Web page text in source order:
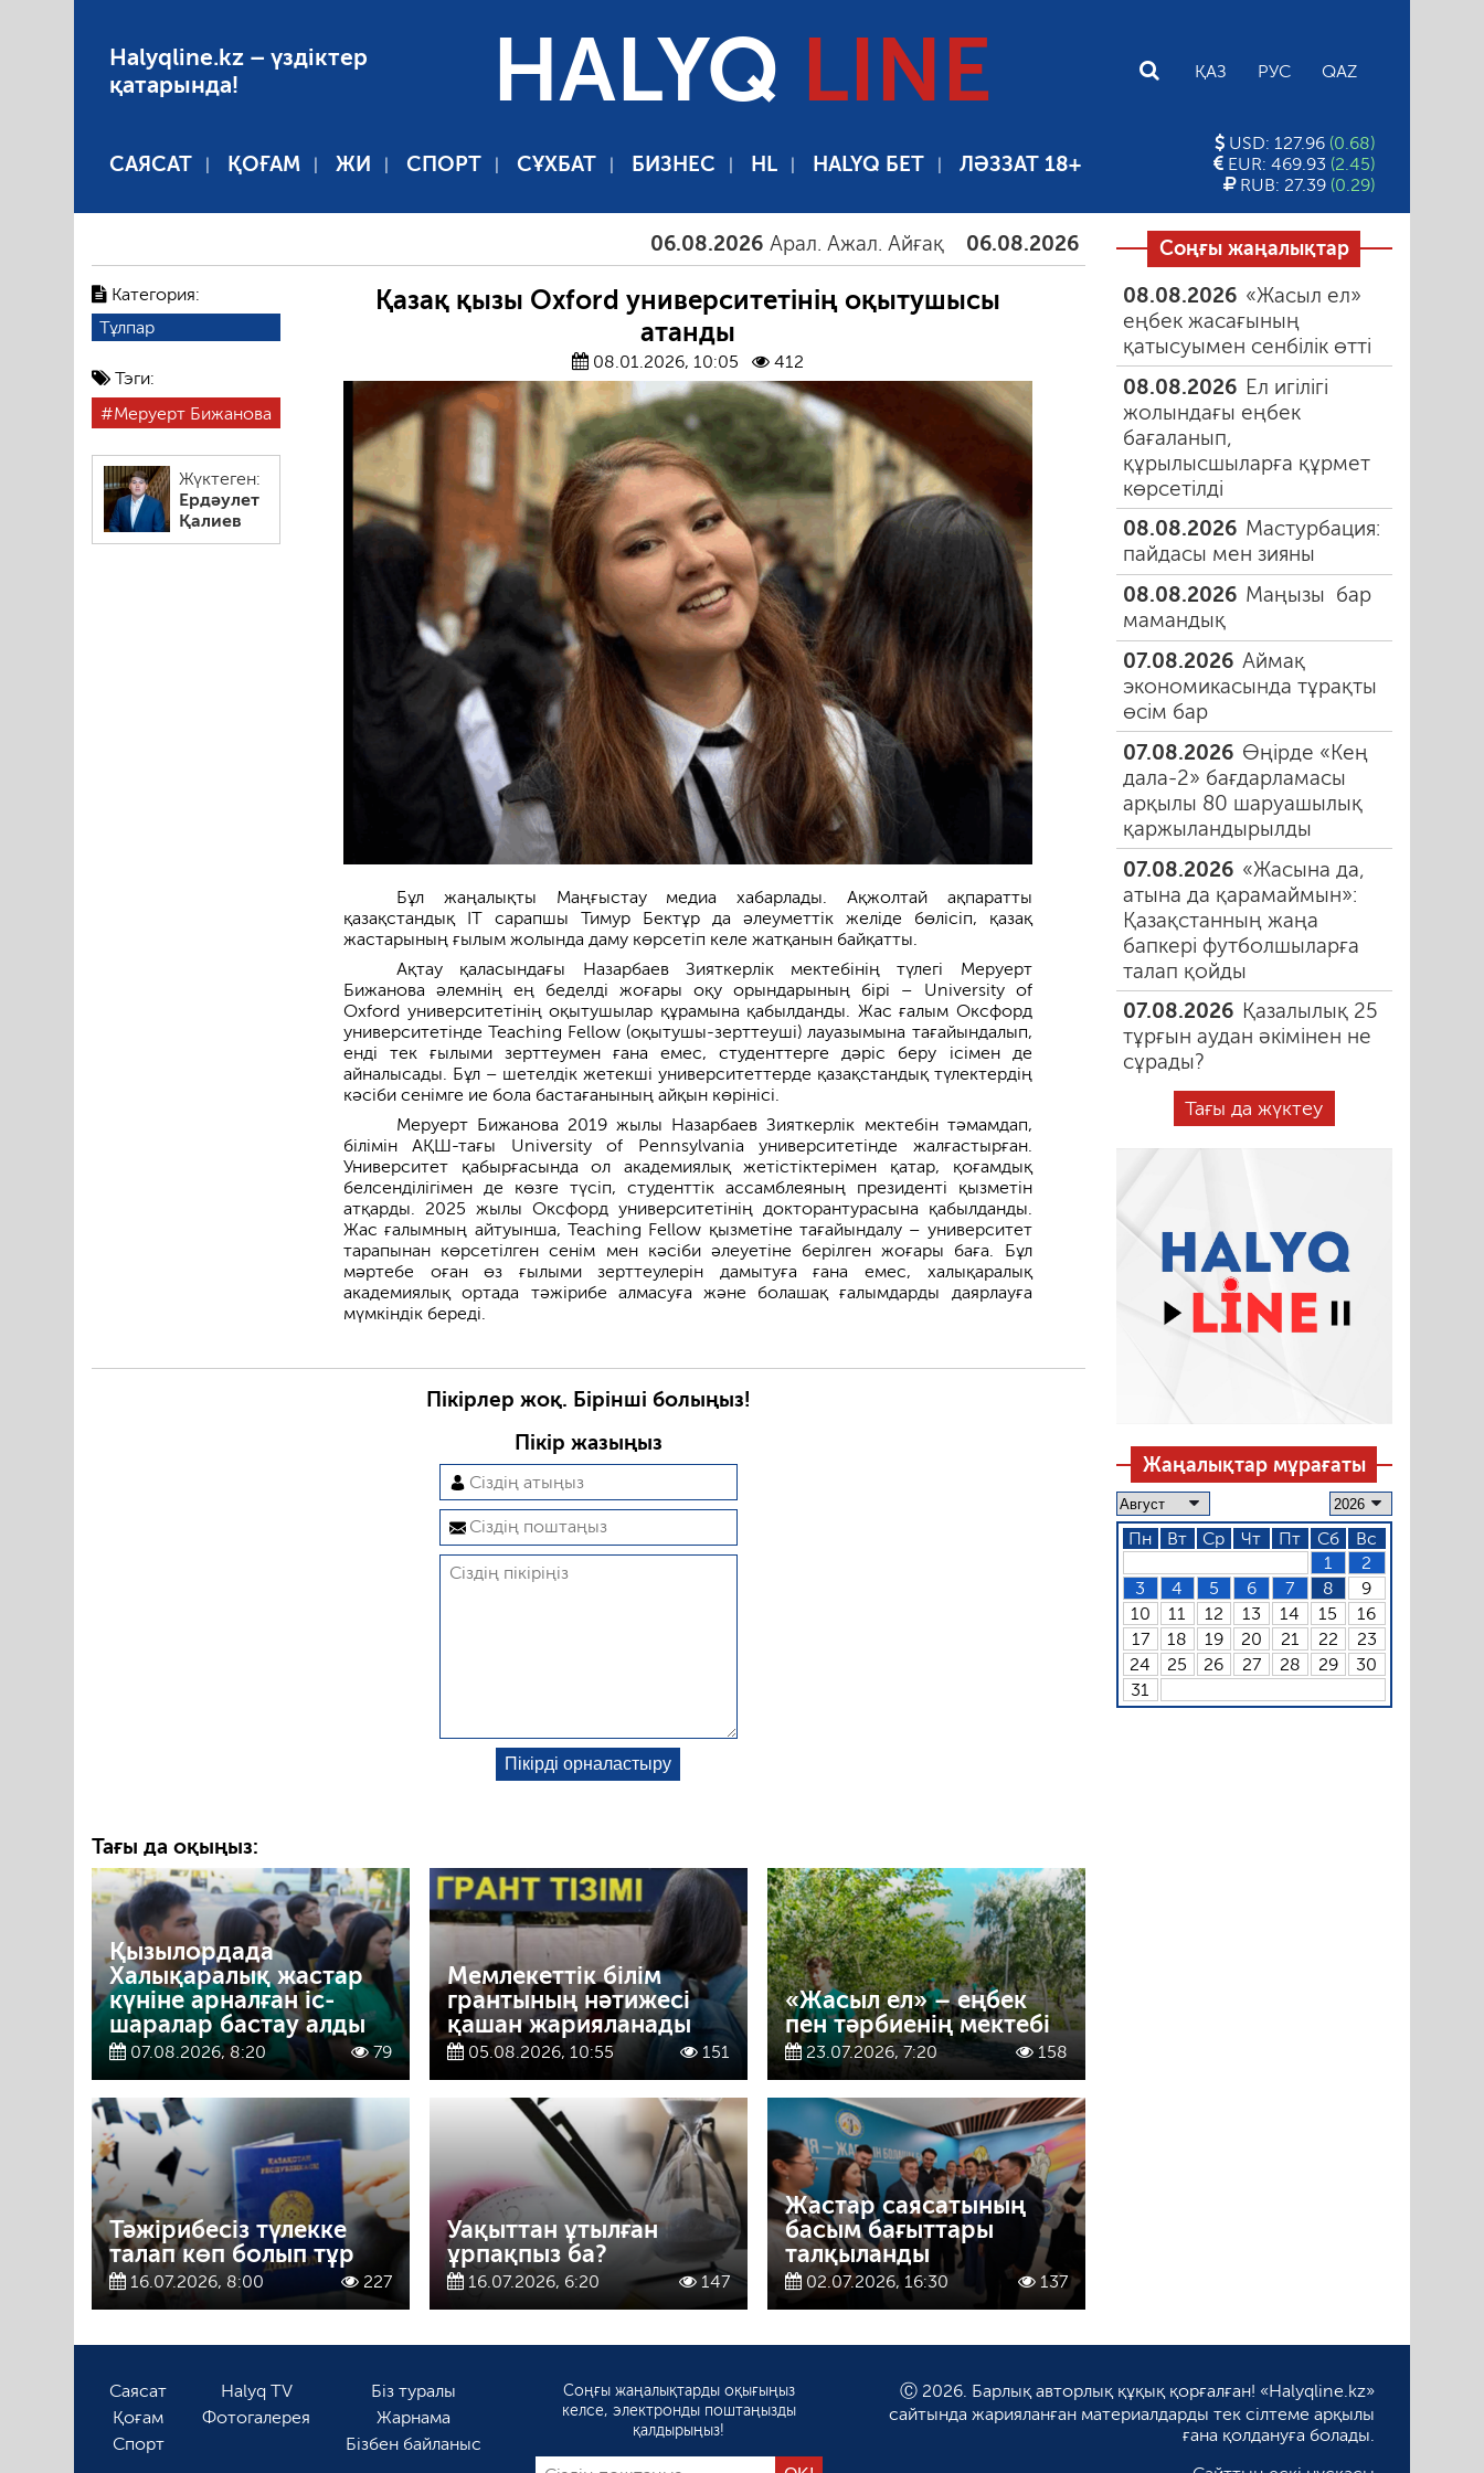
Halyqline.kz – үздіктер
қатарында!
HALYQ LINE ҚАЗ РУС QAZ
САЯСАТ ҚОҒАМ ЖИ СПОРТ СҰХБАТ БИЗНЕС HL HALYQ БЕТ ЛӘЗЗАТ 18+
USD: 127.96 (0.68)
EUR: 469.93 (2.45)
RUB: 27.39 (0.29)
06.08.2026 Арал. Ажал. Айғақ 06.08.2026 Тамыздағы таңғы түтін 06.08.2026
Категория:
Тұлпар
Тэги:
Меруерт Бижанова
Жүктеген:
Ердәулет
Қалиев
Қазақ қызы Oxford университетінің оқытушысы
атанды
08.01.2026, 10:05 412
Бұл жаңалықты Маңғыстау медиа хабарлады. Ақжолтай ақпаратты
қазақстандық IT сарапшы Тимур Бектұр да әлеуметтік желіде бөлісіп, қазақ
жастарының ғылым жолында даму көрсетіп келе жатқанын байқатты.
Ақтау қаласындағы Назарбаев Зияткерлік мектебінің түлегі Меруерт
Бижанова әлемнің ең беделді жоғары оқу орындарының бірі – University of
Oxford университетінің оқытушылар құрамына қабылданды. Жас ғалым Оксфорд
университетінде Teaching Fellow (оқытушы-зерттеуші) лауазымына тағайындалып,
енді тек ғылыми зерттеумен ғана емес, студенттерге дәріс беру ісімен де
айналысады. Бұл – шетелдік жетекші университеттерде қазақстандық түлектердің
кәсіби сенімге ие бола бастағанының айқын көрінісі.
Меруерт Бижанова 2019 жылы Назарбаев Зияткерлік мектебін тәмамдап,
білімін АҚШ-тағы University of Pennsylvania университетінде жалғастырған.
Университет қабырғасында ол академиялық жетістіктерімен қатар, қоғамдық
белсенділігімен де көзге түсіп, студенттік ассамблеяның президенті қызметін
атқарды. 2025 жылы Оксфорд университетінің докторантурасына қабылданды.
Жас ғалымның айтуынша, Teaching Fellow қызметіне тағайындалу – университет
тарапынан көрсетілген сенім мен кәсіби әлеуетіне берілген жоғары баға. Бұл
мәртебе оған өз ғылыми зерттеулерін дамытуға ғана емес, халықаралық
академиялық ортада тәжірибе алмасуға және болашақ ғалымдарды даярлауға
мүмкіндік береді.
Пікірлер жоқ. Бірінші болыңыз!
Пікір жазыңыз
Тағы да оқыңыз:
Қызылордада
Халықаралық жастар
күніне арналған іс-
шаралар бастау алды
07.08.2026, 8:20 79
Мемлекеттік білім
грантының нәтижесі
қашан жарияланады
05.08.2026, 10:55 151
«Жасыл ел» – еңбек
пен тәрбиенің мектебі
23.07.2026, 7:20 158
Тәжірибесіз түлекке
талап көп болып тұр
16.07.2026, 8:00 227
Уақыттан ұтылған
ұрпақпыз ба?
16.07.2026, 6:20 147
Жастар саясатының
басым бағыттары
талқыланды
02.07.2026, 16:30 137
Соңғы жаңалықтар
08.08.2026 «Жасыл ел»
еңбек жасағының
қатысуымен сенбілік өтті
08.08.2026 Ел игілігі
жолындағы еңбек
бағаланып,
құрылысшыларға құрмет
көрсетілді
08.08.2026 Мастурбация:
пайдасы мен зияны
08.08.2026 Маңызы бар
мамандық
07.08.2026 Аймақ
экономикасында тұрақты
өсім бар
07.08.2026 Өңірде «Кең
дала-2» бағдарламасы
арқылы 80 шаруашылық
қаржыландырылды
07.08.2026 «Жасына да,
атына да қарамаймын»:
Қазақстанның жаңа
бапкері футболшыларға
талап қойды
07.08.2026 Қазалылық 25
тұрғын аудан әкімінен не
сұрады?
Тағы да жүктеу
Жаңалықтар мұрағаты
Пн Вт Ср Чт Пт Сб
Вс
1
2
3
4 5 6 7 8
9
10
11 12 13 14 15
16
17
18 19 20 21 22
23
24
25 26 27 28 29
30
31
Саясат
Қоғам
Спорт
Halyq TV
Фотогалерея
Біз туралы
Жарнама
Бізбен байланыс
Соңғы жаңалықтарды оқығыңыз
келсе, электронды поштаңызды
қалдырыңыз!
Ⓒ 2026. Барлық авторлық құқық қорғалған! «Halyqline.kz»
сайтында жарияланған материалдарды тек сілтеме арқылы
ғана қолдануға болады.